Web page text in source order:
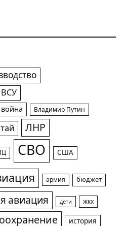
ВСУ
война Владимир Путин
ЛНР
СВО США
армия бюджет
авиация дети жкх
история